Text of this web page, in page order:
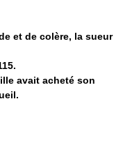
et de colère, la sueur
avait acheté son